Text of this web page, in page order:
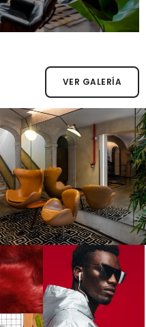
VER GALERÍA